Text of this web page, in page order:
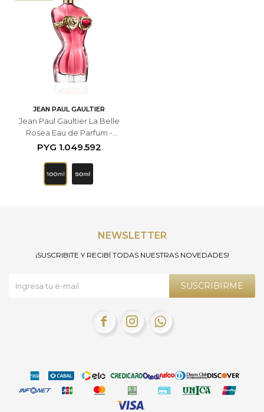
JEAN PAUL GAULTIER
Jean Paul Gaultier La Belle
Rosea Eau de Parfum -
100ml - Femenino
PYG 1.049.592
NEWSLETTER
¡SUSCRIBITE Y RECIBÍ TODAS NUESTRAS NOVEDADES!
SUSCRIBIRME
  